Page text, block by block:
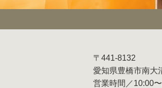
〒441-8132
愛知県豊橋市南大
営業時間／10:00